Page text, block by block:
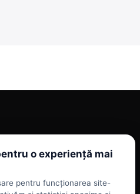
in lumea mondena
o experiență mai
pentru funcționarea site-